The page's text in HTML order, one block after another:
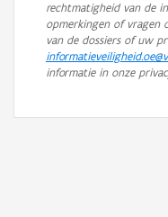
rechtmatigheid van de
opmerkingen of vragen
van de dossiers of uw
informatie in onze